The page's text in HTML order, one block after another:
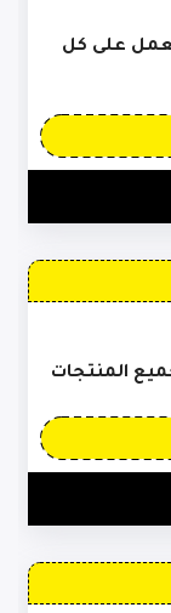
على كل